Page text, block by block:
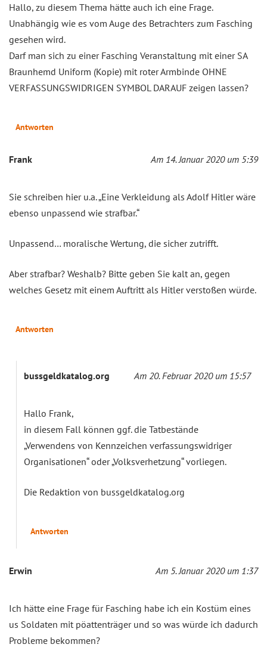
Hallo, zu diesem Thema hätte auch ich eine Frage.
Unabhängig wie es vom Auge des Betrachters zum Fasching
gesehen wird.
Darf man sich zu einer Fasching Veranstaltung mit einer SA
Braunhemd Uniform (Kopie) mit roter Armbinde OHNE
VERFASSUNGSWIDRIGEN SYMBOL DARAUF zeigen lassen?
Antworten
Frank Am 14. Januar 2020 um 5:39
Sie schreiben hier u.a. „Eine Verkleidung als Adolf Hitler wäre
ebenso unpassend wie strafbar.“
Unpassend… moralische Wertung, die sicher zutrifft.
Aber strafbar? Weshalb? Bitte geben Sie kalt an, gegen
welches Gesetz mit einem Auftritt als Hitler verstoßen würde.
Antworten
bussgeldkatalog.org Am 20. Februar 2020 um 15:57
Hallo Frank,
in diesem Fall können ggf. die Tatbestände
„Verwendens von Kennzeichen verfassungswidriger
Organisationen“ oder „Volksverhetzung“ vorliegen.
Die Redaktion von bussgeldkatalog.org
Antworten
Erwin Am 5. Januar 2020 um 1:37
Ich hätte eine Frage für Fasching habe ich ein Kostüm eines
us Soldaten mit pöattenträger und so was würde ich dadurch
Probleme bekommen?